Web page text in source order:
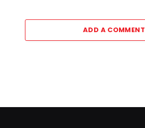
ADD A COMMENT